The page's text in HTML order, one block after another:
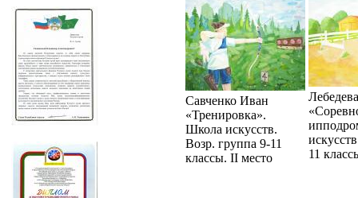
Савченко Иван
«Тренировка».
Школа искусств.
Возр. группа 9-11
классы. II место
11